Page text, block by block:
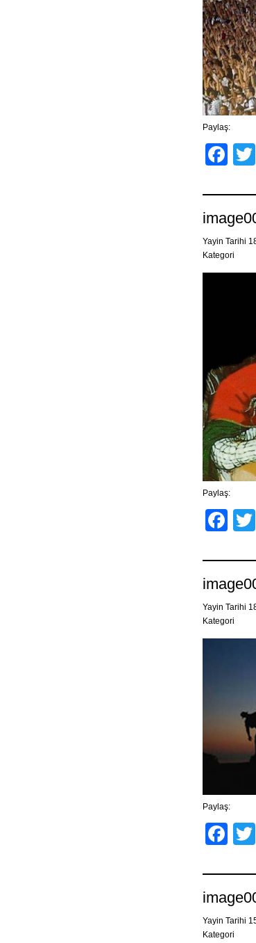
Paylaş:
Yayin Tarihi
Kategori
Paylaş:
Yayin Tarihi
Kategori
Paylaş:
Yayin Tarihi
Kategori